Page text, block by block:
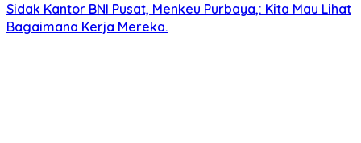
Sidak Kantor BNI Pusat, Menkeu Purbaya,: Kita Mau Lihat
Bagaimana Kerja Mereka.